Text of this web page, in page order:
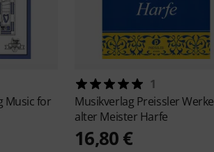
Music for
1
Musikverlag PreisslerWerke
alter Meister Harfe
16,80 €